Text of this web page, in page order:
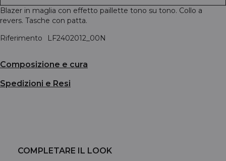
Blazer in maglia con effetto paillette tono su tono. Collo a
revers. Tasche con patta.
Riferimento
LF2402012_00N
Composizione e cura
Spedizioni e Resi
COMPLETARE IL LOOK